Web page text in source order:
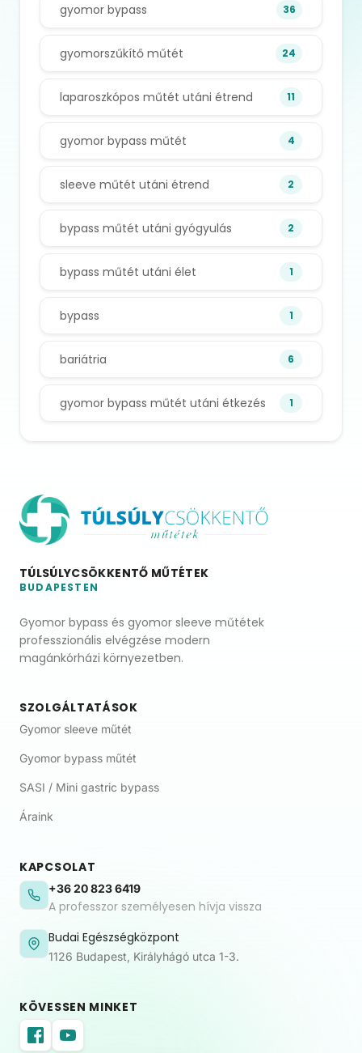
gyomor bypass 36
gyomorszűkítő műtét 24
laparoszkópos műtét utáni étrend 11
gyomor bypass műtét 4
sleeve műtét utáni étrend 2
bypass műtét utáni gyógyulás 2
bypass műtét utáni élet 1
bypass 1
bariátria 6
gyomor bypass műtét utáni étkezés 1
TÚLSÚLYCSÖKKENTŐ MŰTÉTEK
BUDAPESTEN
Gyomor bypass és gyomor sleeve műtétek
professzionális elvégzése modern
magánkórházi környezetben.
SZOLGÁLTATÁSOK
Gyomor sleeve műtét
Gyomor bypass műtét
SASI / Mini gastric bypass
Áraink
KAPCSOLAT
+36 20 823 6419
A professzor személyesen hívja vissza
Budai Egészségközpont
1126 Budapest, Királyhágó utca 1-3.
KÖVESSEN MINKET